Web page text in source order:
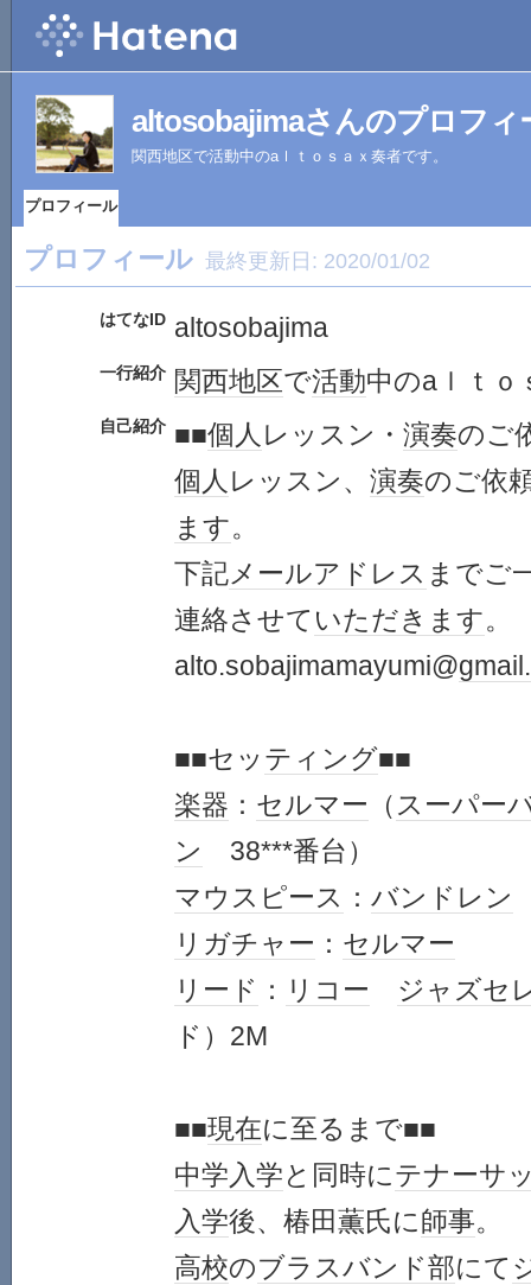
altosobajimaさんのプロフィ
関西地区で活動中のaｌｔｏｓａｘ奏者です。
プロフィール
プロフィール 最終更新日: 2020/01/02
はてなID altosobajima
一行紹介 関西地区で活動中のaｌｔｏ
自己紹介 ■■個人 レッスン・ 演奏のご
個人 レッスン、 演奏のご依
ます。
下記メールアドレス までご
連絡させて いただきます。
alto.sobajimamayumi@
■■セッ ティング■■
楽器 ： セルマー （スーパー
ン
38***番台）
マウスピース ： バンドレン
リガチャー ： セルマー
リード ： リコー ジャズセ
ド）2M
■■現在に至る
中学入学と同時にテナーサ
入学後、椿田薫氏に師事。
高校のブラスバンド部にて